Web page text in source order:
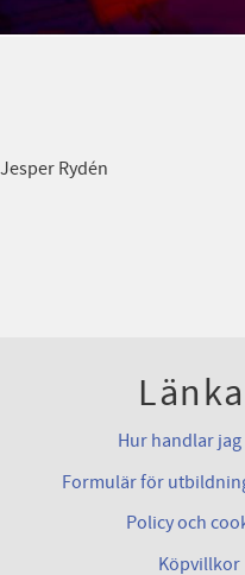
Rydén
Hur handlar jag
Formulär för
Policy och
Köpvillkor